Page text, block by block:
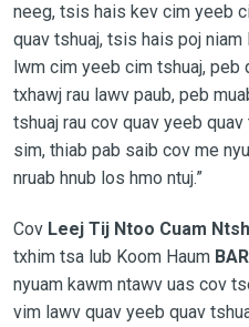
neeg, tsis hais kev cim yeeb
quav tshuaj, tsis hais poj
lwm cim yeeb cim tshuaj, peb
txhawj rau lawv paub, peb
tshuaj rau cov quav yeeb
sim, thiab pab saib cov me
nruab hnub los hmo ntuj.”
Cov Leej Tij Ntoo Cuam
txhim tsa lub Koom Haum
nyuam kawm ntawv uas cov
vim lawv quav yeeb quav